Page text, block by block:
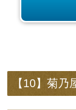
【10】菊乃